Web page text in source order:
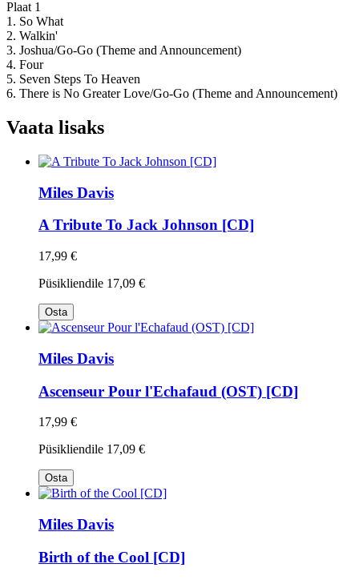
Plaat 1
1. So What
2. Walkin'
3. Joshua/Go-Go (Theme and Announcement)
4. Four
5. Seven Steps To Heaven
6. There is No Greater Love/Go-Go (Theme and Announcement)
Vaata lisaks
Miles Davis
A Tribute To Jack Johnson [CD]
17,99 €
Püsikliendile 17,09 €
Osta
Miles Davis
Ascenseur Pour l'Echafaud (OST) [CD]
17,99 €
Püsikliendile 17,09 €
Osta
Miles Davis
Birth of the Cool [CD]